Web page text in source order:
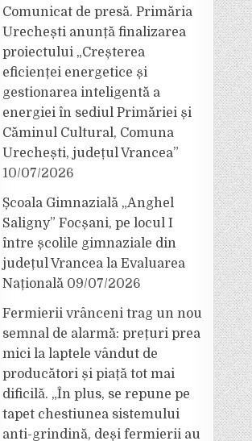
Comunicat de presă. Primăria
Urechești anunță finalizarea
proiectului „Creșterea
eficienței energetice și
gestionarea inteligentă a
energiei în sediul Primăriei și
Căminul Cultural, Comuna
Urechești, județul Vrancea”
10/07/2026
Școala Gimnazială „Anghel
Saligny” Focșani, pe locul I
între școlile gimnaziale din
județul Vrancea la Evaluarea
Națională 09/07/2026
Fermierii vrânceni trag un nou
semnal de alarmă: prețuri prea
mici la laptele vândut de
producători și piață tot mai
dificilă. „În plus, se repune pe
tapet chestiunea sistemului
anti-grindină, deși fermierii au